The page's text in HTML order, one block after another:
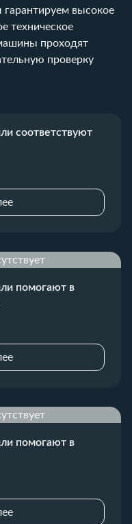
высокое
техническое
проходят
проверку
соответствуют
помогают в
помогают в